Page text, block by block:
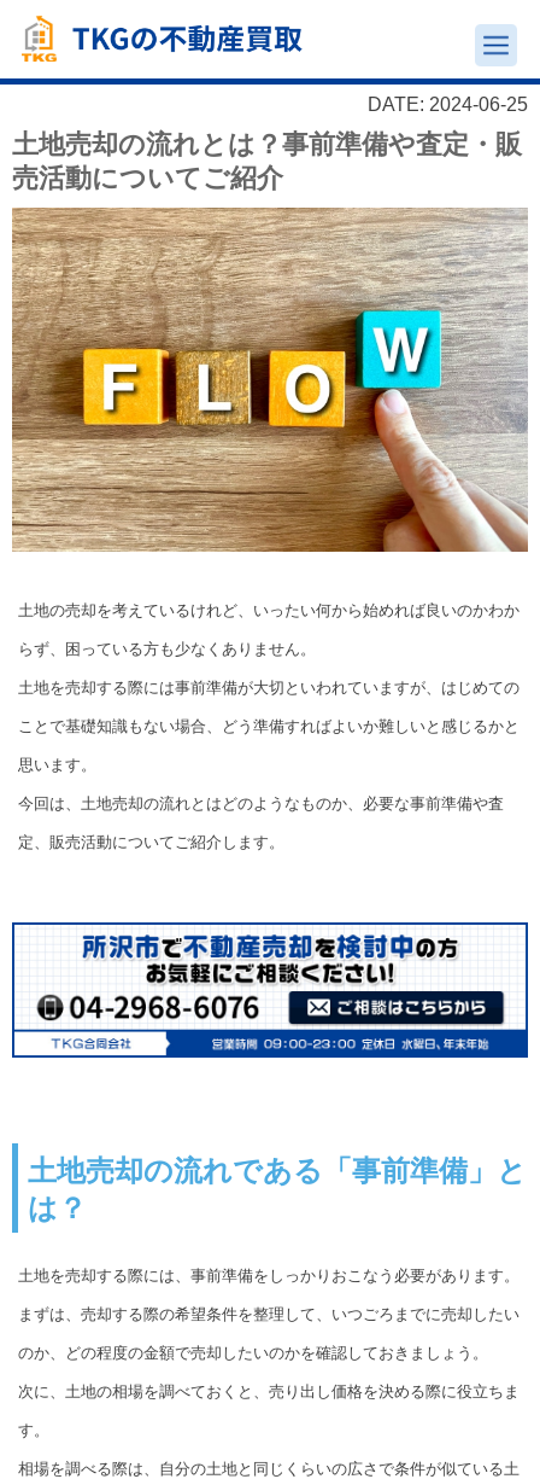
DATE: 2024-06-25
土地売却の流れとは？事前準備や査定・販
売活動についてご紹介
土地の売却を考えているけれど、いったい何から始めれば良いのかわか
らず、困っている方も少なくありません。
土地を売却する際には事前準備が大切といわれていますが、はじめての
ことで基礎知識もない場合、どう準備すればよいか難しいと感じるかと
思います。
今回は、土地売却の流れとはどのようなものか、必要な事前準備や査
定、販売活動についてご紹介します。
土地売却の流れである「事前準備」と
は？
土地を売却する際には、事前準備をしっかりおこなう必要があります。
まずは、売却する際の希望条件を整理して、いつごろまでに売却したい
のか、どの程度の金額で売却したいのかを確認しておきましょう。
次に、土地の相場を調べておくと、売り出し価格を決める際に役立ちま
す。
相場を調べる際は、自分の土地と同じくらいの広さで条件が似ている土